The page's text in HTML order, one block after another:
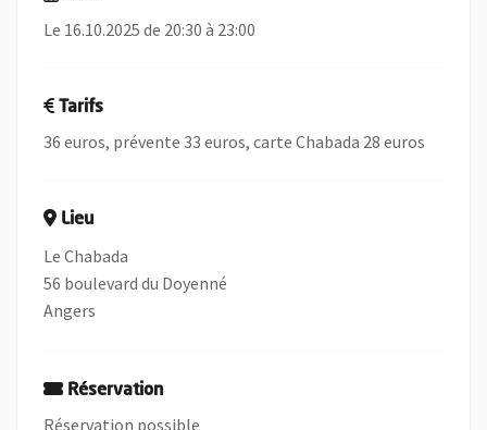
Le 16.10.2025 de 20:30 à 23:00
Tarifs
36 euros, prévente 33 euros, carte Chabada 28 euros
Lieu
Le Chabada
56 boulevard du Doyenné
Angers
Réservation
Réservation possible